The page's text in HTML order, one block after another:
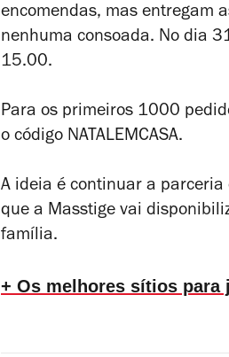
encomendas, mas entregam
nenhuma consoada. No dia
15.00.
Para os primeiros 1000
o código NATALEMCASA.
A ideia é continuar a
que a Masstige vai
família.
+ Os melhores sítios para